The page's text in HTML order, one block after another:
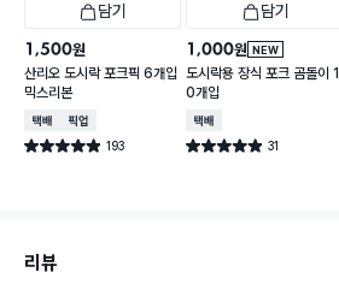
담기
1,500원
산리오 도시락 포크픽 6개입
믹스리본
택배배송매장픽업
별점 4.9점 193
건 작성
담기
NEW
1,000원
도시락용 장식 포크 곰돌이 1
0개입
택배배송
별점 4.9점 31
건 작성
리뷰